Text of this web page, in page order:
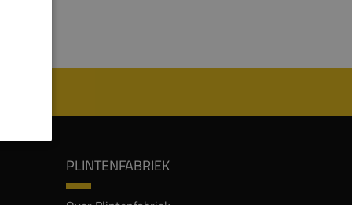
PLINTENFABRIEK